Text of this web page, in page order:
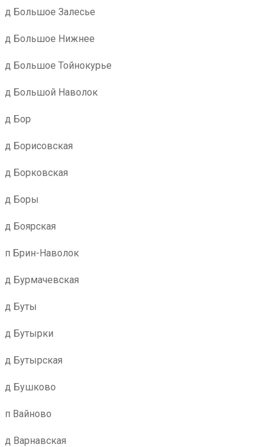
д Большое Залесье
д Большое Нижнее
д Большое Тойнокурье
д Большой Наволок
д Бор
д Борисовская
д Борковская
д Боры
д Боярская
п Брин-Наволок
д Бурмачевская
д Буты
д Бутырки
д Бутырская
д Бушково
п Вайново
д Варнавская